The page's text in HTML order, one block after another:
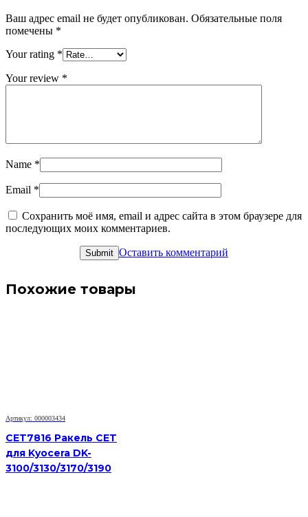
Ваш адрес email не будет опубликован. Обязательные поля
помечены *
Your rating *
Your review *
Name *
Email *
Сохранить моё имя, email и адрес сайта в этом браузере для
последующих моих комментариев.
Оставить комментарий
Похожие товары
Артикул: 000003434
CET7816 Ракель CET
для Kyocera DK-
3100/3130/3170/3190